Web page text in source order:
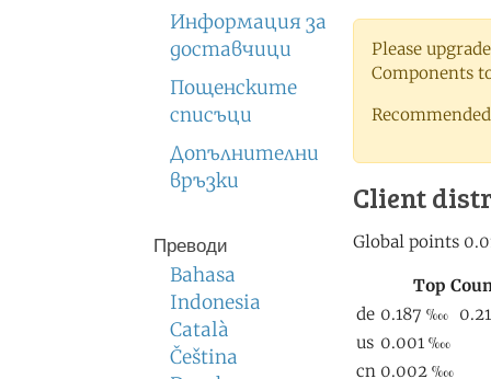
Информация за
доставчици
Пощенските
списъци
Допълнителни
връзки
Преводи
Bahasa
Indonesia
Català
Čeština
Please
Components
Client